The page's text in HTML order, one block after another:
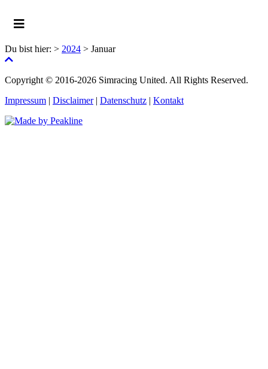
Du bist hier: > 2024 > Januar
Copyright © 2016-2026 Simracing United. All Rights Reserved.
Impressum | Disclaimer| Datenschutz | Kontakt